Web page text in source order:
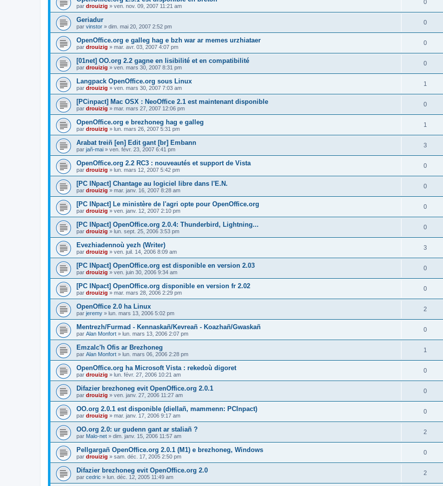
par drouizig » ven. nov. 09, 2007 11:21 am
0
Geriadur
par vinstor » dim. mai 20, 2007 2:52 pm
0
OpenOffice.org e galleg hag e bzh war ar memes urzhiataer
par drouizig » mar. avr. 03, 2007 4:07 pm
0
[01net] OO.org 2.2 gagne en lisibilité et en compatibilité
par drouizig » ven. mars 30, 2007 8:31 pm
0
Langpack OpenOffice.org sous Linux
par drouizig » ven. mars 30, 2007 7:03 am
1
[PCinpact] Mac OSX : NeoOffice 2.1 est maintenant disponible
par drouizig » mar. mars 27, 2007 12:06 pm
0
OpenOffice.org e brezhoneg hag e galleg
par drouizig » lun. mars 26, 2007 5:31 pm
1
Arabat treiñ [en] Edit gant [br] Embann
par jañ-mai » ven. févr. 23, 2007 6:41 pm
3
OpenOffice.org 2.2 RC3 : nouveautés et support de Vista
par drouizig » lun. mars 12, 2007 5:42 pm
0
[PC INpact] Chantage au logiciel libre dans l'E.N.
par drouizig » mar. janv. 16, 2007 8:28 am
0
[PC INpact] Le ministère de l'agri opte pour OpenOffice.org
par drouizig » ven. janv. 12, 2007 2:10 pm
0
[PC INpact] OpenOffice.org 2.0.4: Thunderbird, Lightning...
par drouizig » lun. sept. 25, 2006 3:53 pm
0
Evezhiadennoù yezh (Writer)
par drouizig » ven. juil. 14, 2006 8:09 am
3
[PC INpact] OpenOffice.org est disponible en version 2.03
par drouizig » ven. juin 30, 2006 9:34 am
0
[PC INpact] OpenOffice.org disponible en version fr 2.02
par drouizig » mar. mars 28, 2006 2:29 pm
0
OpenOffice 2.0 ha Linux
par jeremy » lun. mars 13, 2006 5:02 pm
2
Mentrezh/Furmad - Kennaskañ/Kevreañ - Koazhañ/Gwaskañ
par Alan Monfort » lun. mars 13, 2006 2:07 pm
0
Emzalc'h Ofis ar Brezhoneg
par Alan Monfort » lun. mars 06, 2006 2:28 pm
1
OpenOffice.org ha Microsoft Vista : rekedoù digoret
par drouizig » lun. févr. 27, 2006 10:21 am
0
Difazier brezhoneg evit OpenOffice.org 2.0.1
par drouizig » ven. janv. 27, 2006 11:27 am
0
OO.org 2.0.1 est disponible (diellañ, mammenn: PCInpact)
par drouizig » mar. janv. 17, 2006 9:17 am
0
OO.org 2.0: ur gudenn gant ar staliañ ?
par Malo-net » dim. janv. 15, 2006 11:57 am
2
Pellgargañ OpenOffice.org 2.0.1 (M1) e brezhoneg, Windows
par drouizig » sam. déc. 17, 2005 2:50 pm
0
Difazier brezhoneg evit OpenOffice.org 2.0
par cedric » lun. déc. 12, 2005 11:49 am
2